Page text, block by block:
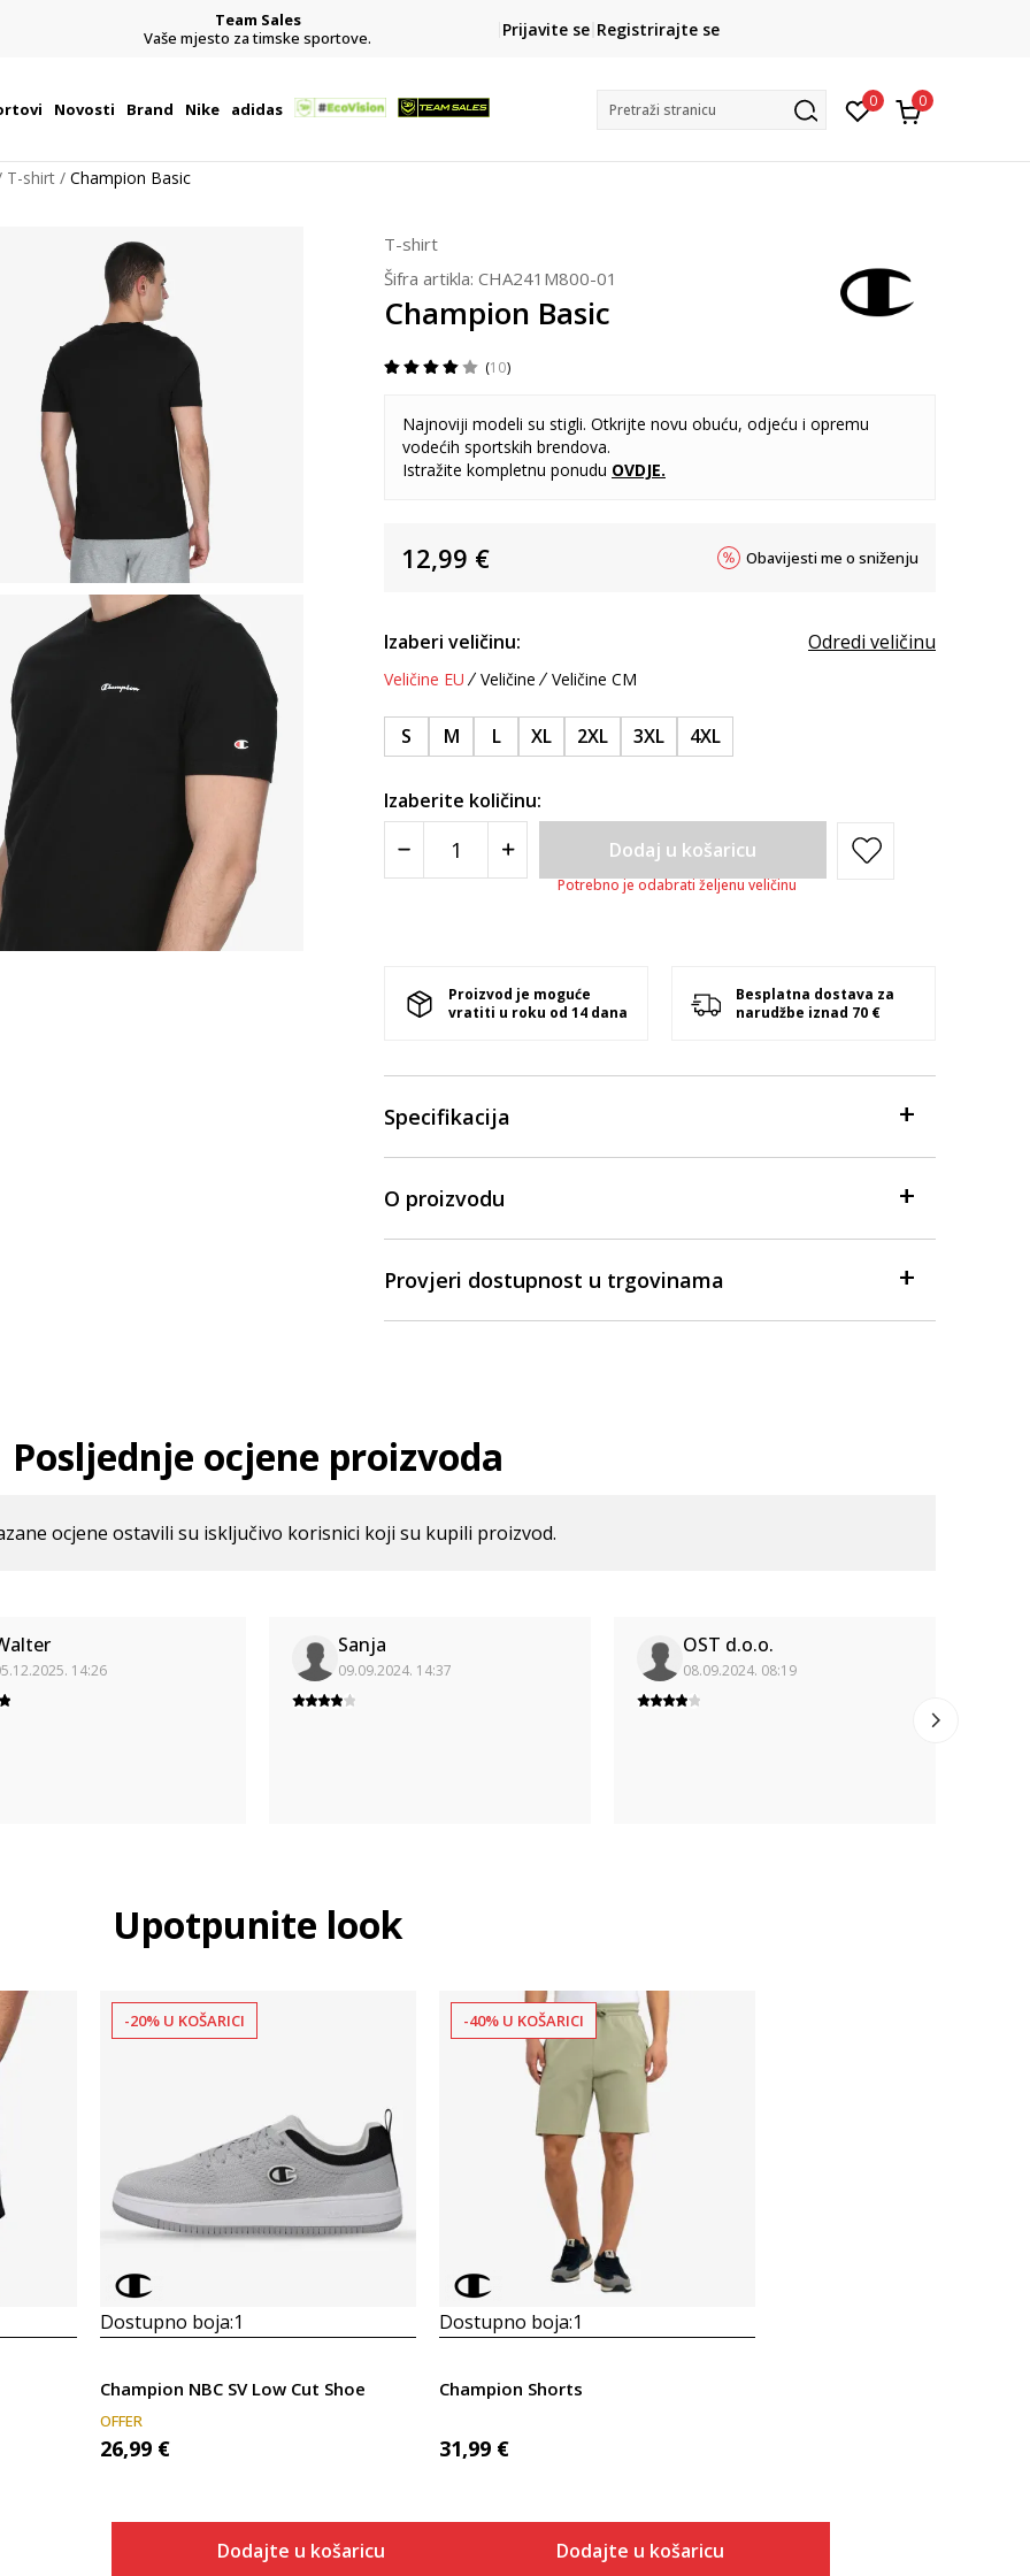
Team Sales
Vaše mjesto za timske sportove.
CLICK& COLLECT
besplatno preuzimanje u trgovini
Prijavite se Registrirajte se
Novosti Brand Nike adidas Pretraži stranicu 0 0
T-shirt Champion Basic
T-shirt
Šifra artikla: CHA241M800-01
Champion Basic
10
Najnoviji modeli su stigli. Otkrijte novu obuću, odjeću i opremu
vodećih sportskih brendova.
Istražite kompletnu ponudu OVDJE.
12,99 € Obavijesti me o sniženju
Izaberi veličinu: Odredi veličinu
Veličine EU Veličine Veličine CM
S M L XL 2XL 3XL 4XL
Izaberite količinu:
Dodaj u košaricu
Potrebno je odabrati željenu veličinu
Proizvod je moguće
vratiti u roku od 14 dana
Besplatna dostava za
narudžbe iznad 70 €
Specifikacija
O proizvodu
Provjeri dostupnost u trgovinama
Posljednje ocjene proizvoda
ocjene ostavili su isključivo korisnici koji su kupili proizvod.
14:26
Sanja
09.09.2024. 14:37
OST d.o.o.
08.09.2024. 08:19
Upotpunite look
-20% U KOŠARICI
Dostupno boja:1
Champion NBC SV Low Cut Shoe
OFFER
26,99 €
Dodajte u košaricu
-40% U KOŠARICI
Dostupno boja:1
Champion Shorts
31,99 €
Dodajte u košaricu